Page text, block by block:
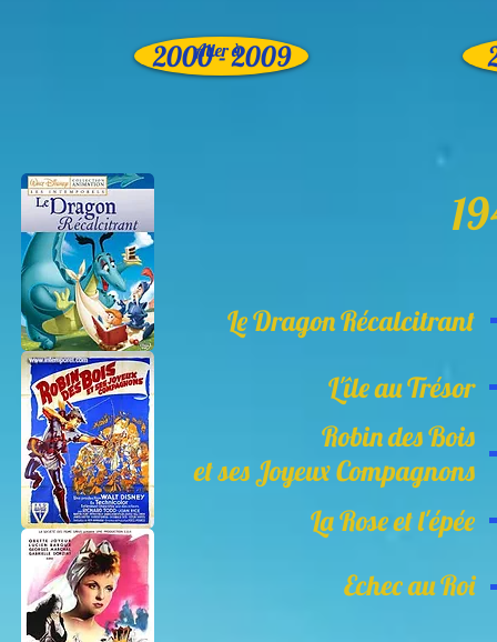
2000 - 2009
Aller à
Le Dragon Récalcitrant
L'île au Trésor
La Rose et l'épée
Echec au Roi
Robin des Bois
et ses Joyeux Compagnons